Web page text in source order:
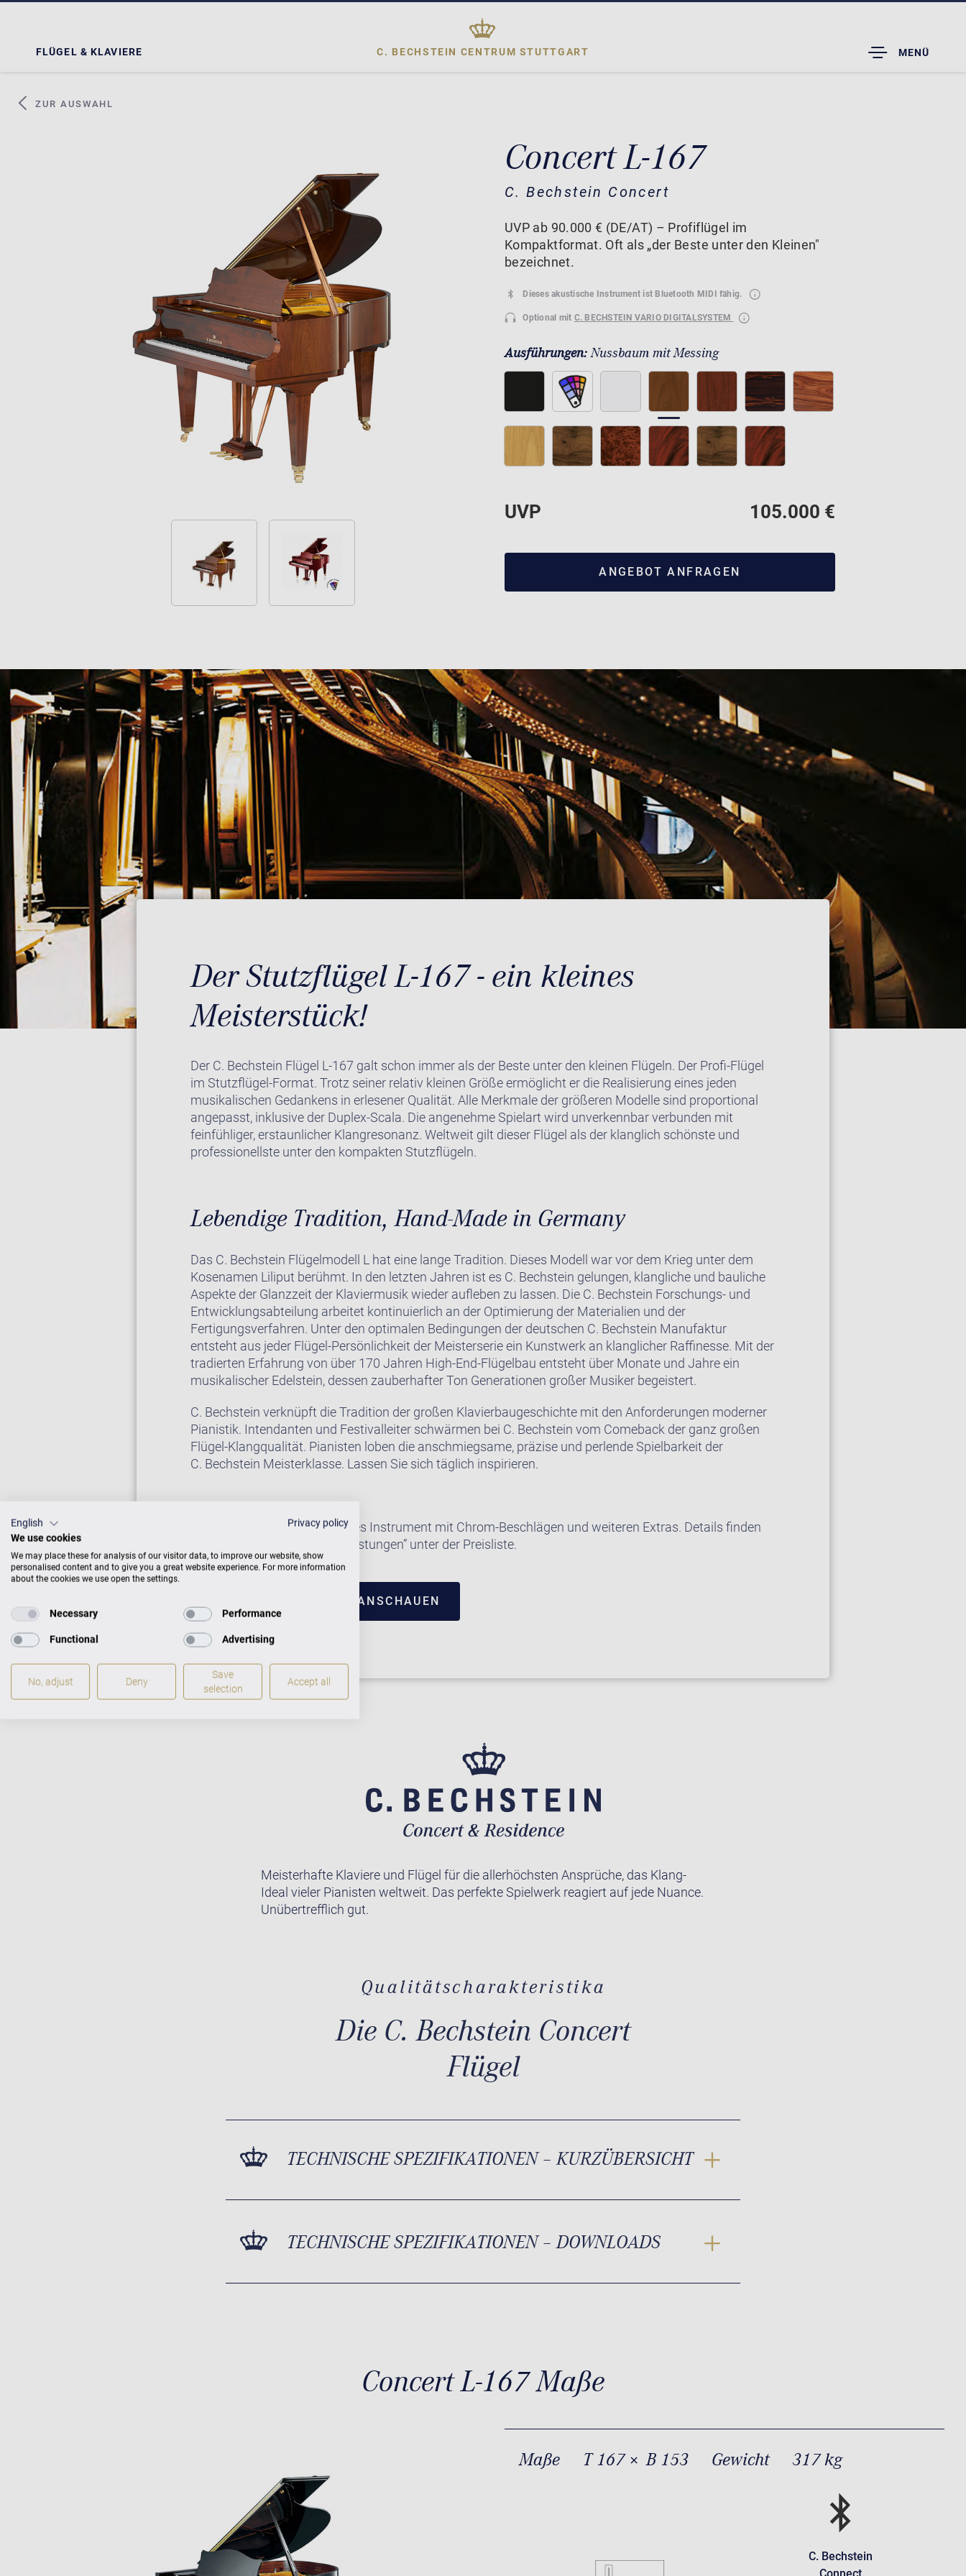
FLÜGEL & KLAVIERE C. BECHSTEIN CENTRUM STUTTGART
TOGGLE
DROPDOWN
MENÜ
ZUR AUSWAHL
Concert L-167
C. Bechstein Concert
UVP ab 90.000 € (DE/AT) – Profiflügel im
Kompaktformat. Oft als „der Beste unter den Kleinen"
bezeichnet.
Dieses akustische Instrument ist Bluetooth MIDI fähig.
Optional mit C. BECHSTEIN VARIO DIGITALSYSTEM
Ausführungen:Nussbaum mit Messing
UVP 105.000 €
ANGEBOT ANFRAGEN
Der Stutzflügel L-167 - ein kleines
Meisterstück!
Der C. Bechstein Flügel L-167 galt schon immer als der Beste unter den kleinen Flügeln. Der Profi-Flügel
im Stutzflügel-Format. Trotz seiner relativ kleinen Größe ermöglicht er die Realisierung eines jeden
musikalischen Gedankens in erlesener Qualität. Alle Merkmale der größeren Modelle sind proportional
angepasst, inklusive der Duplex-Scala. Die angenehme Spielart wird unverkennbar verbunden mit
feinfühliger, erstaunlicher Klangresonanz. Weltweit gilt dieser Flügel als der klanglich schönste und
professionellste unter den kompakten Stutzflügeln.
Lebendige Tradition, Hand-Made in Germany
Das C. Bechstein Flügelmodell L hat eine lange Tradition. Dieses Modell war vor dem Krieg unter dem
Kosenamen Liliput berühmt. In den letzten Jahren ist es C. Bechstein gelungen, klangliche und bauliche
Aspekte der Glanzzeit der Klaviermusik wieder aufleben zu lassen. Die C. Bechstein Forschungs- und
Entwicklungsabteilung arbeitet kontinuierlich an der Optimierung der Materialien und der
Fertigungsverfahren. Unter den optimalen Bedingungen der deutschen C. Bechstein Manufaktur
entsteht aus jeder Flügel-Persönlichkeit der Meisterserie ein Kunstwerk an klanglicher Raffinesse. Mit der
tradierten Erfahrung von über 170 Jahren High-End-Flügelbau entsteht über Monate und Jahre ein
musikalischer Edelstein, dessen zauberhafter Ton Generationen großer Musiker begeistert.
C. Bechstein verknüpft die Tradition der großen Klavierbaugeschichte mit den Anforderungen moderner
Pianistik. Intendanten und Festivalleiter schwärmen bei C. Bechstein vom Comeback der ganz großen
Flügel-Klangqualität. Pianisten loben die anschmiegsame, präzise und perlende Spielbarkeit der
C. Bechstein Meisterklasse. Lassen Sie sich täglich inspirieren.
Auf Wunsch erhalten Sie dieses Instrument mit Chrom-Beschlägen und weiteren Extras. Details finden
Sie weiter unten bei “Zusatzleistungen” unter der Preisliste.
FLÜGEL IM CENTRUM ANSCHAUEN
Meisterhafte Klaviere und Flügel für die allerhöchsten Ansprüche, das Klang-
Ideal vieler Pianisten weltweit. Das perfekte Spielwerk reagiert auf jede Nuance.
Unübertrefflich gut.
Qualitätscharakteristika
Die C. Bechstein Concert
Flügel
TECHNISCHE SPEZIFIKATIONEN – KURZÜBERSICHT
TECHNISCHE SPEZIFIKATIONEN – DOWNLOADS
Concert L-167 Maße
Maße T 167 × B 153 Gewicht 317 kg
C. Bechstein
English
Privacy policy
We use cookies
We may place these for analysis of our visitor data, to improve our website, show
personalised content and to give you a great website experience. For more information
about the cookies we use open the settings.
Necessary Performance
Functional Advertising
No, adjust Deny
Save
selection
Accept all